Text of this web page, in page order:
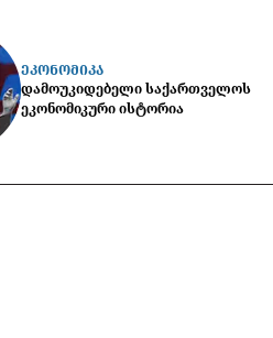
ᲔᲙᲝᲜᲝᲛᲘᲙᲐ
დამოუკიდებელი საქართველოს
ეკონომიკური ისტორია